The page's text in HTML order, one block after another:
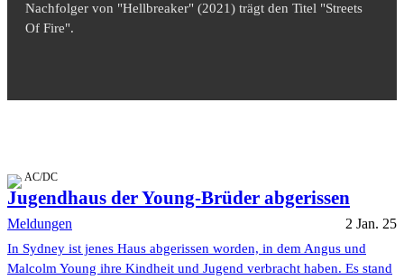
Nachfolger von "Hellbreaker" (2021) trägt den Titel "Streets
Of Fire".
AC/DC
Jugendhaus der Young-Brüder abgerissen
Meldungen 2 Jan. 25
In Sydney ist jenes Haus abgerissen worden, in dem Angus und
Malcolm Young ihre Kindheit und Jugend verbracht haben. Es stand